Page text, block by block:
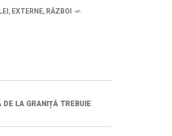
,EXTERNE,RĂZBOI
LA GRANIȚĂ TREBUIE